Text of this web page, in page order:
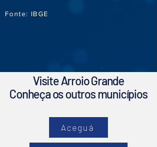
Fonte: IBGE
Visite Arroio Grande
Conheça os outros municípios
Aceguá